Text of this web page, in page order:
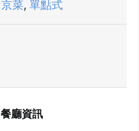
京菜, 單點式
餐廳資訊